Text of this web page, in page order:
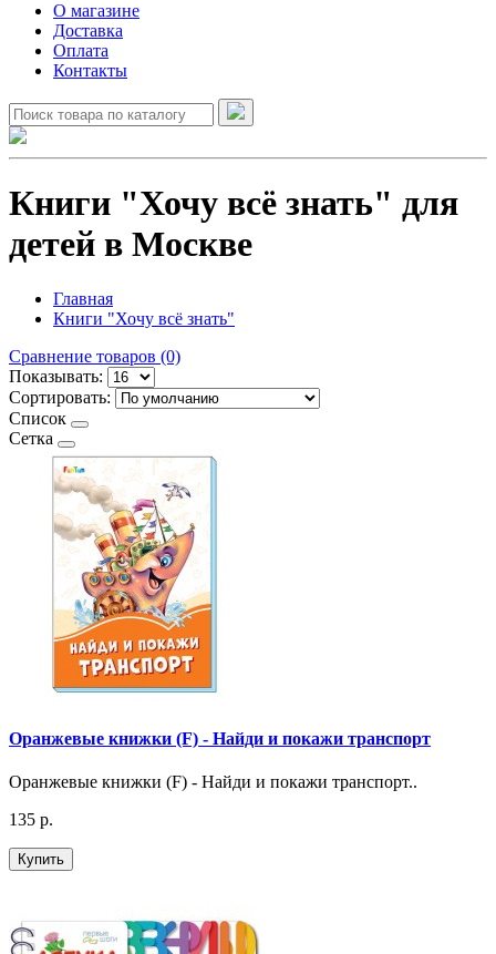
О магазине
Доставка
Оплата
Контакты
Книги "Хочу всё знать" для
детей в Москве
Главная
Книги "Хочу всё знать"
Сравнение товаров (0)
Показывать:
Сортировать:
Список
Сетка
Оранжевые книжки (F) - Найди и покажи транспорт
Оранжевые книжки (F) - Найди и покажи транспорт..
135 р.
Купить